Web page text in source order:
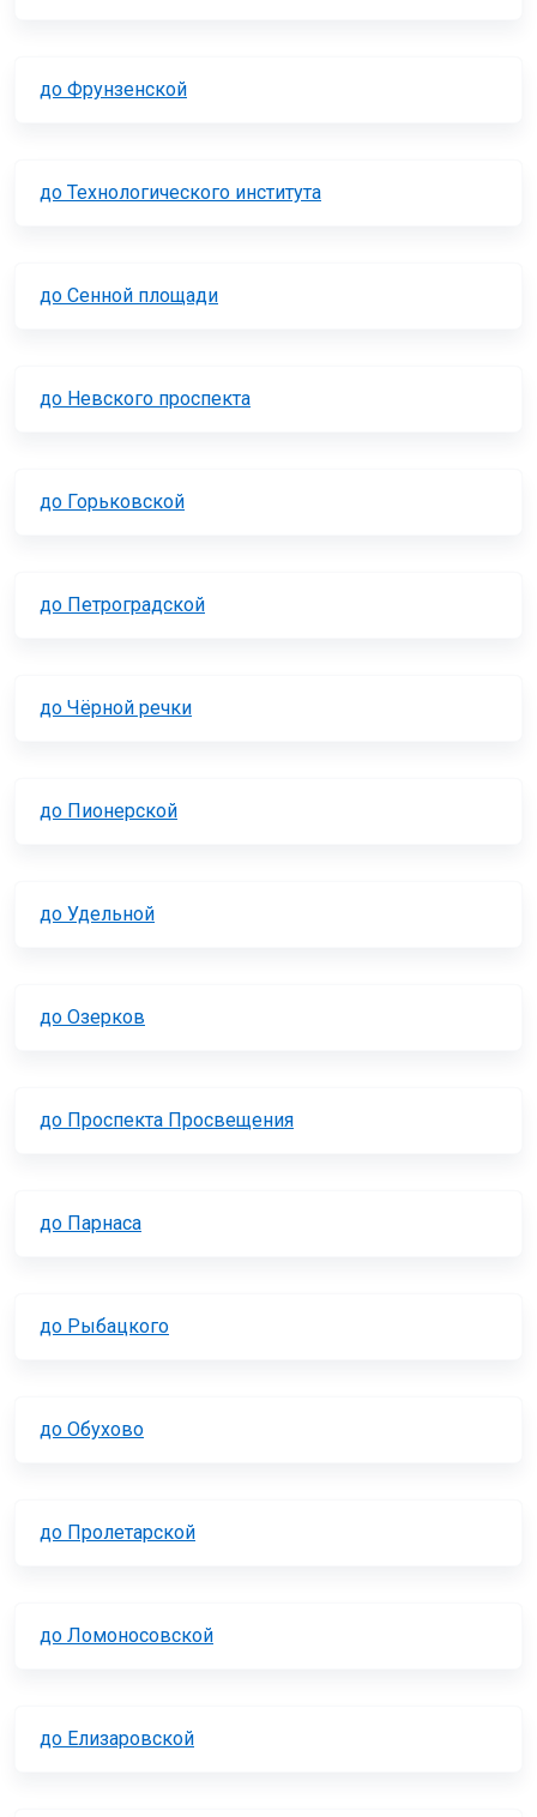
до Фрунзенской
до Технологического института
до Сенной площади
до Невского проспекта
до Горьковской
до Петроградской
до Чёрной речки
до Пионерской
до Удельной
до Озерков
до Проспекта Просвещения
до Парнаса
до Рыбацкого
до Обухово
до Пролетарской
до Ломоносовской
до Елизаровской